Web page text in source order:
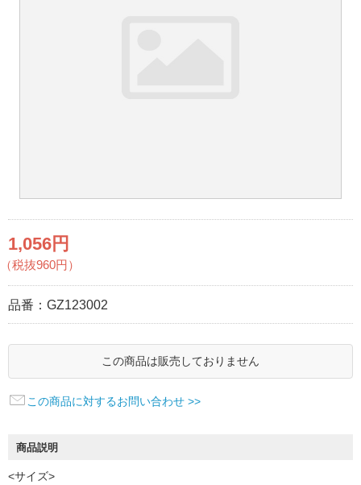
1,056円
（税抜960円）
品番： GZ123002
この商品は販売しておりません
この商品に対するお問い合わせ >>
商品説明
<サイズ>